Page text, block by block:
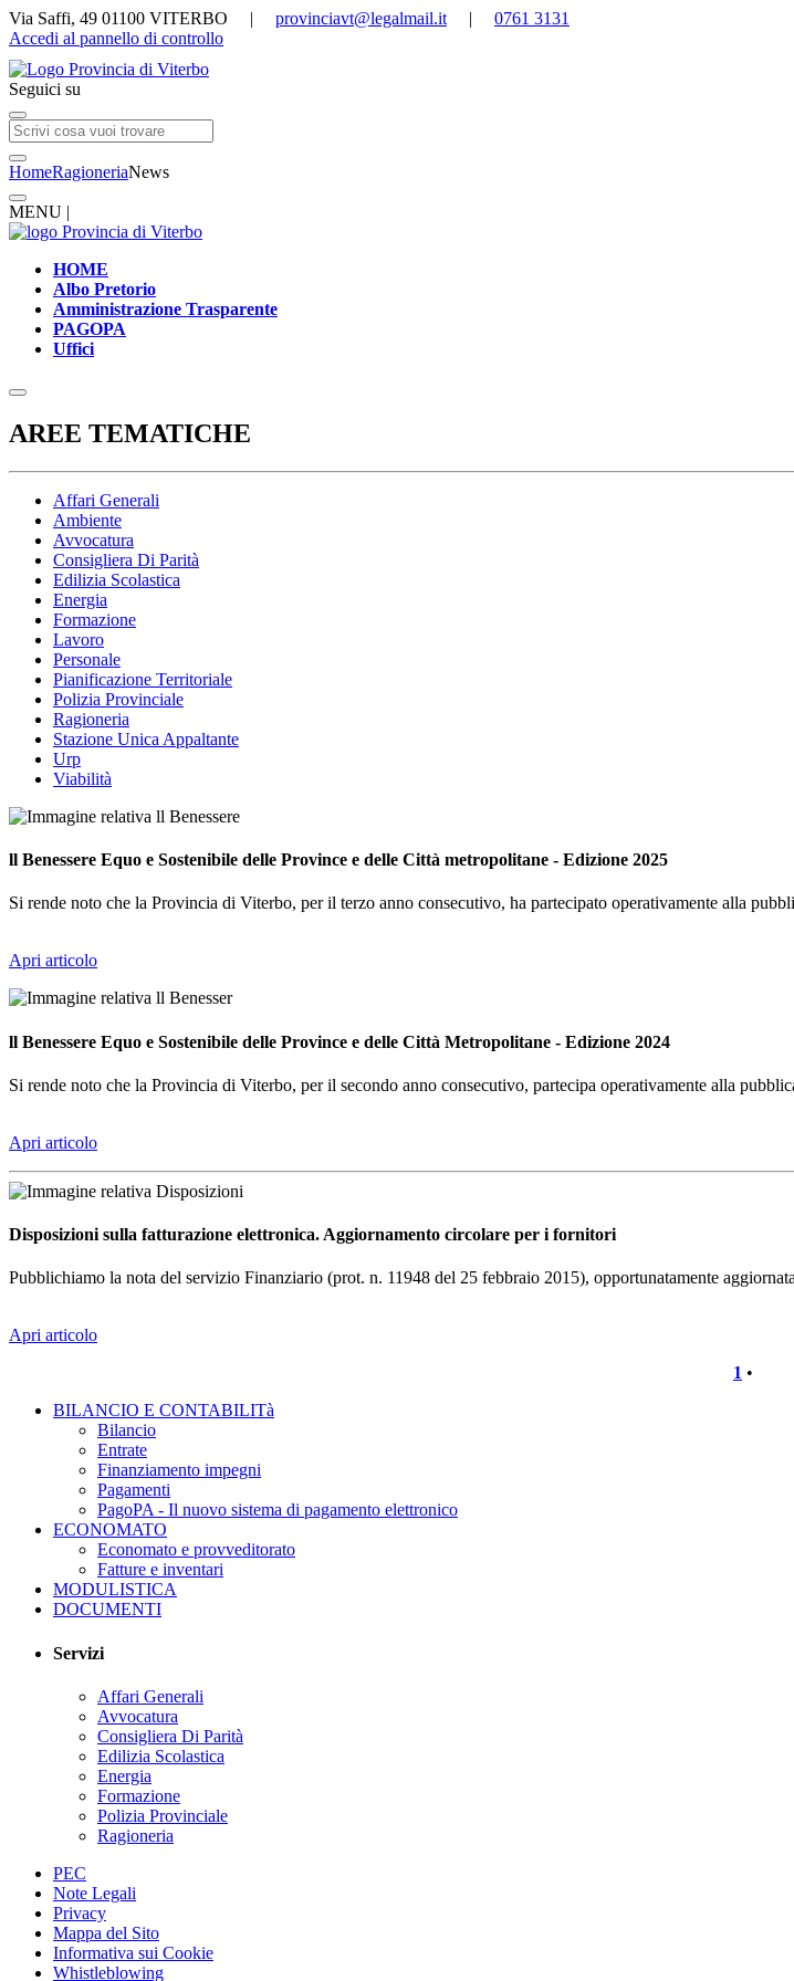
Via Saffi, 49 01100 VITERBO | provinciavt@legalmail.it | 0761 3131
Accedi al pannello di controllo
Seguici su
HomeRagioneriaNews
MENU |
HOME
Albo Pretorio
Amministrazione Trasparente
PAGOPA
Uffici
AREE TEMATICHE
Affari Generali
Ambiente
Avvocatura
Consigliera Di Parità
Edilizia Scolastica
Energia
Formazione
Lavoro
Personale
Pianificazione Territoriale
Polizia Provinciale
Ragioneria
Stazione Unica Appaltante
Urp
Viabilità
ll Benessere Equo e Sostenibile delle Province e delle Città metropolitane - Edizione 2025
Si rende noto che la Provincia di Viterbo, per il terzo anno consecutivo, ha partecipato operativamente alla
Apri articolo
ll Benessere Equo e Sostenibile delle Province e delle Città Metropolitane - Edizione 2024
Si rende noto che la Provincia di Viterbo, per il secondo anno consecutivo, partecipa operativamente alla
Apri articolo
Disposizioni sulla fatturazione elettronica. Aggiornamento circolare per i fornitori
Pubblichiamo la nota del servizio Finanziario (prot. n. 11948 del 25 febbraio 2015), opportunatamente
Apri articolo
1 •
BILANCIO E CONTABILITà
Bilancio
Entrate
Finanziamento impegni
Pagamenti
PagoPA - Il nuovo sistema di pagamento elettronico
ECONOMATO
Economato e provveditorato
Fatture e inventari
MODULISTICA
DOCUMENTI
Servizi
Affari Generali
Avvocatura
Consigliera Di Parità
Edilizia Scolastica
Energia
Formazione
Polizia Provinciale
Ragioneria
PEC
Note Legali
Privacy
Mappa del Sito
Informativa sui Cookie
Whistleblowing